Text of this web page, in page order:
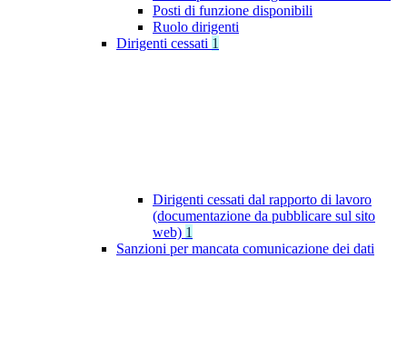
Posti di funzione disponibili
Ruolo dirigenti
Dirigenti cessati 1
Dirigenti cessati dal rapporto di lavoro
(documentazione da pubblicare sul sito
web) 1
Sanzioni per mancata comunicazione dei dati